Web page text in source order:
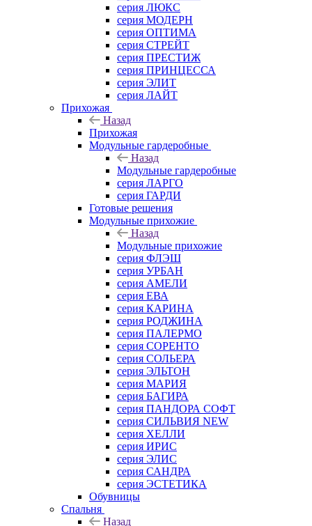
серия ЛЮКС
серия МОДЕРН
серия ОПТИМА
серия СТРЕЙТ
серия ПРЕСТИЖ
серия ПРИНЦЕССА
серия ЭЛИТ
серия ЛАЙТ
Прихожая
Назад
Прихожая
Модульные гардеробные
Назад
Модульные гардеробные
серия ЛАРГО
серия ГАРДИ
Готовые решения
Модульные прихожие
Назад
Модульные прихожие
серия ФЛЭШ
серия УРБАН
серия АМЕЛИ
серия ЕВА
серия КАРИНА
серия РОДЖИНА
серия ПАЛЕРМО
серия СОРЕНТО
серия СОЛЬЕРА
серия ЭЛЬТОН
серия МАРИЯ
серия БАГИРА
серия ПАНДОРА СОФТ
серия СИЛЬВИЯ NEW
серия ХЕЛЛИ
серия ИРИС
серия ЭЛИС
серия САНДРА
серия ЭСТЕТИКА
Обувницы
Спальня
Назад